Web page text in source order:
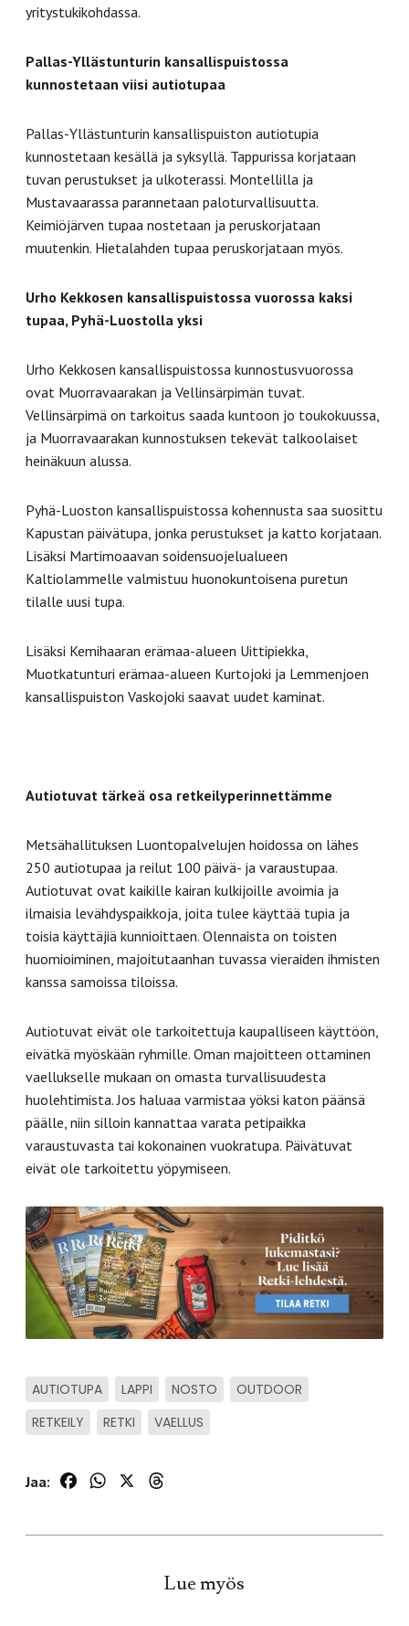
yritystukikohdassa.
Pallas-Yllästunturin kansallispuistossa
kunnostetaan viisi autiotupaa
Pallas-Yllästunturin kansallispuiston autiotupia
kunnostetaan kesällä ja syksyllä. Tappurissa korjataan
tuvan perustukset ja ulkoterassi. Montellilla ja
Mustavaarassa parannetaan paloturvallisuutta.
Keimiöjärven tupaa nostetaan ja peruskorjataan
muutenkin. Hietalahden tupaa peruskorjataan myös.
Urho Kekkosen kansallispuistossa vuorossa kaksi
tupaa, Pyhä-Luostolla yksi
Urho Kekkosen kansallispuistossa kunnostusvuorossa
ovat Muorravaarakan ja Vellinsärpimän tuvat.
Vellinsärpimä on tarkoitus saada kuntoon jo toukokuussa,
ja Muorravaarakan kunnostuksen tekevät talkoolaiset
heinäkuun alussa.
Pyhä-Luoston kansallispuistossa kohennusta saa suosittu
Kapustan päivätupa, jonka perustukset ja katto korjataan.
Lisäksi Martimoaavan soidensuojelualueen
Kaltiolammelle valmistuu huonokuntoisena puretun
tilalle uusi tupa.
Lisäksi Kemihaaran erämaa-alueen Uittipiekka,
Muotkatunturi erämaa-alueen Kurtojoki ja Lemmenjoen
kansallispuiston Vaskojoki saavat uudet kaminat.
Autiotuvat tärkeä osa retkeilyperinnettämme
Metsähallituksen Luontopalvelujen hoidossa on lähes
250 autiotupaa ja reilut 100 päivä- ja varaustupaa.
Autiotuvat ovat kaikille kairan kulkijoille avoimia ja
ilmaisia levähdyspaikkoja, joita tulee käyttää tupia ja
toisia käyttäjiä kunnioittaen. Olennaista on toisten
huomioiminen, majoitutaanhan tuvassa vieraiden ihmisten
kanssa samoissa tiloissa.
Autiotuvat eivät ole tarkoitettuja kaupalliseen käyttöön,
eivätkä myöskään ryhmille. Oman majoitteen ottaminen
vaellukselle mukaan on omasta turvallisuudesta
huolehtimista. Jos haluaa varmistaa yöksi katon päänsä
päälle, niin silloin kannattaa varata petipaikka
varaustuvasta tai kokonainen vuokratupa. Päivätuvat
eivät ole tarkoitettu yöpymiseen.
AUTIOTUPA LAPPI NOSTO
OUTDOOR
RETKEILY
RETKI VAELLUS
Jaa: FacebookWhatsApp
Lue myös